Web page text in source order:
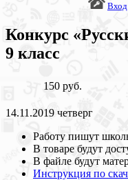
Вход
Конкурс
9 класс
150 руб.
14.11.2019 четверг
Работу пишут
В товаре будут
В файле будут
Инструкция по